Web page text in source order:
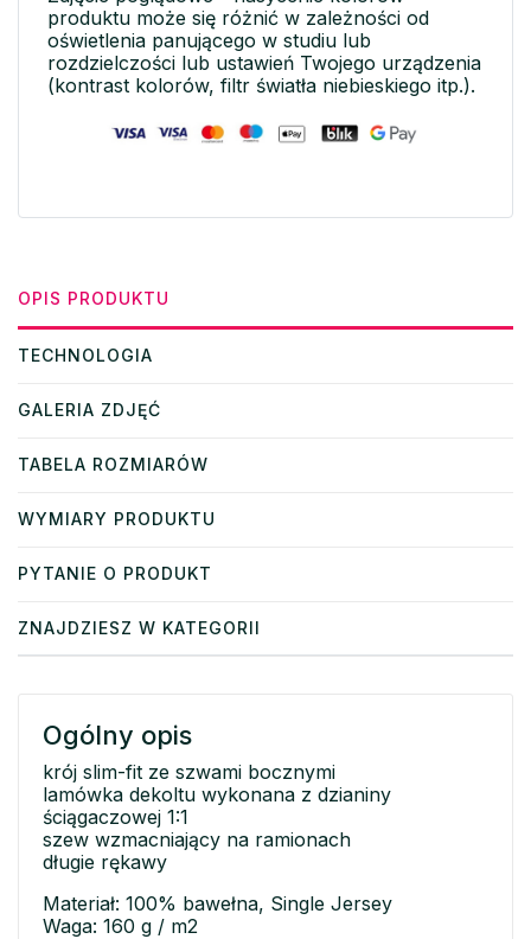
produktu może się różnić w zależności od
oświetlenia panującego w studiu lub
rozdzielczości lub ustawień Twojego urządzenia
(kontrast kolorów, filtr światła niebieskiego itp.).
OPIS PRODUKTU
TECHNOLOGIA
GALERIA ZDJĘĆ
TABELA ROZMIARÓW
WYMIARY PRODUKTU
PYTANIE O PRODUKT
ZNAJDZIESZ W KATEGORII
Ogólny opis
krój slim-fit ze szwami bocznymi
lamówka dekoltu wykonana z dzianiny
ściągaczowej 1:1
szew wzmacniający na ramionach
długie rękawy
Materiał: 100% bawełna, Single Jersey
Waga: 160 g / m2